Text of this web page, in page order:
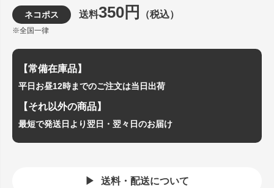
ネコポス 送料350円 （税込）
※全国一律
【常備在庫品】
平日お昼12時までのご注文は当日出荷
【それ以外の商品】
最短で発送日より翌日・翌々日のお届け
送料・配送について